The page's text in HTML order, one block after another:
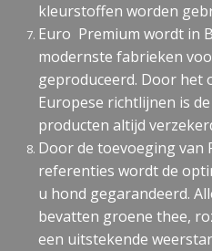
kleurstoffen worden
Euro Premium wordt in
modernste fabrieken
geproduceerd. Door het
Europese richtlijnen is
producten altijd
Door de toevoeging van
referenties wordt de
u hond gegarandeerd.
bevatten groene thee,
een uitstekende